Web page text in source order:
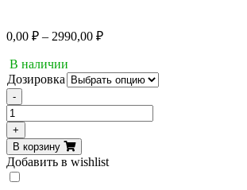
0,00 ₽ – 2990,00 ₽Диапазон
–
В наличии
Дозировка
-
Количество
товара
Now
Foods,
Alpha
lipoic
+
В корзину
Добавить в wishlist